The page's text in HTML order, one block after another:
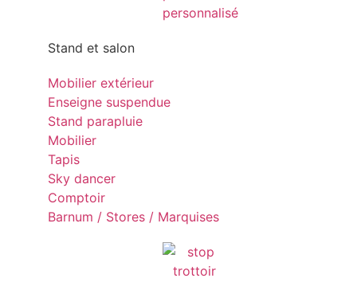
Stand et salon
Mobilier extérieur
Enseigne suspendue
Stand parapluie
Mobilier
Tapis
Sky dancer
Comptoir
Barnum / Stores / Marquises